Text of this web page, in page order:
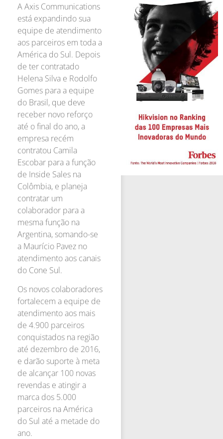
A Axis Communications
está expandindo sua
equipe de atendimento
aos parceiros em toda a
América do Sul. Depois
de ter contratado
Helena Silva e Rodolfo
Gomes para a equipe
do Brasil, que deve
receber novo reforço
até o final do ano, a
empresa recém
contratou Camila
Escobar para a função
de Inside Sales na
Colômbia, e planeja
contratar um
colaborador para a
mesma função na
Argentina, somando-se
a Maurício Pavez no
atendimento aos canais
do Cone Sul.
Os novos colaboradores
fortalecem a equipe de
atendimento aos mais
de 4.900 parceiros
conquistados na região
até dezembro de 2016,
e darão suporte à meta
de alcançar 100 novas
revendas e atingir a
marca dos 5.000
parceiros na América
do Sul até a metade do
ano.